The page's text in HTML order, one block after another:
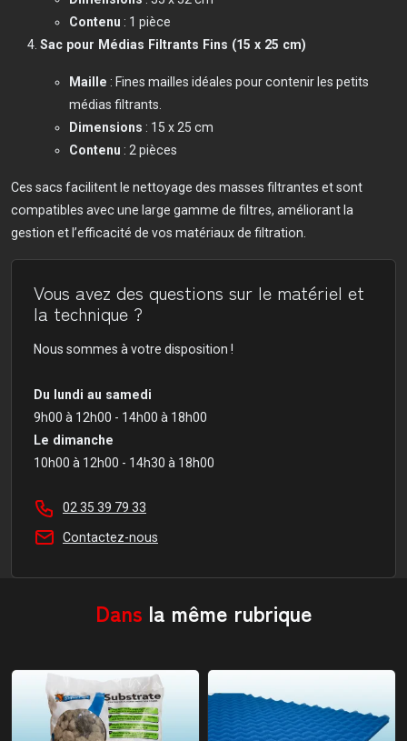
Contenu : 1 pièce
Sac pour Médias Filtrants Fins (15 x 25 cm)
Maille : Fines mailles idéales pour contenir les petits
médias filtrants.
Dimensions : 15 x 25 cm
Contenu : 2 pièces
Ces sacs facilitent le nettoyage des masses filtrantes et sont
compatibles avec une large gamme de filtres, améliorant la
gestion et l’efficacité de vos matériaux de filtration.
Vous avez des questions sur le matériel et
la technique ?
Nous sommes à votre disposition !
Du lundi au samedi
9h00 à 12h00 - 14h00 à 18h00
Le dimanche
10h00 à 12h00 - 14h30 à 18h00
02 35 39 79 33
Contactez-nous
Dans la même rubrique